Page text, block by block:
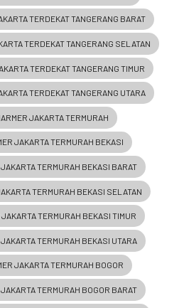
TERDEKAT TANGERANG BARAT
TERDEKAT TANGERANG SELATAN
TERDEKAT TANGERANG TIMUR
TERDEKAT TANGERANG UTARA
JAKARTA TERMURAH
JAKARTA TERMURAH BEKASI
TERMURAH BEKASI BARAT
TERMURAH BEKASI SELATAN
TERMURAH BEKASI TIMUR
TERMURAH BEKASI UTARA
JAKARTA TERMURAH BOGOR
TERMURAH BOGOR BARAT